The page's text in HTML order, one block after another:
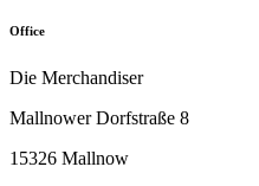
Office
Die Merchandiser
Mallnower Dorfstraße 8
15326 Mallnow